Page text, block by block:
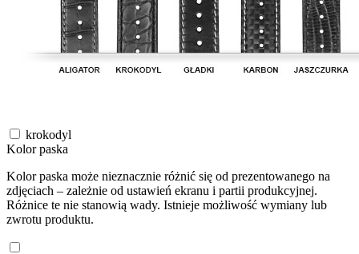
krokodyl
Kolor paska
Kolor paska może nieznacznie różnić się od prezentowanego na
zdjęciach – zależnie od ustawień ekranu i partii produkcyjnej.
Różnice te nie stanowią wady. Istnieje możliwość wymiany lub
zwrotu produktu.